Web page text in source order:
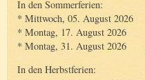
In den Sommerferien:
* Mittwoch, 05. August 2026
* Montag, 17. August 2026
* Montag, 31. August 2026
In den Herbstferien: